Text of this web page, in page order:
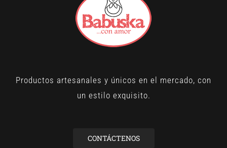
Productos artesanales y únicos en el mercado, con
un estilo exquisito.
CONTÁCTENOS